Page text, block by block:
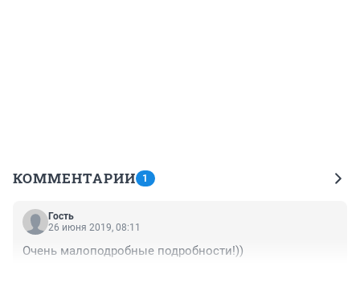
КОММЕНТАРИИ 1
Гость
26 июня 2019, 08:11
Очень малоподробные подробности!))